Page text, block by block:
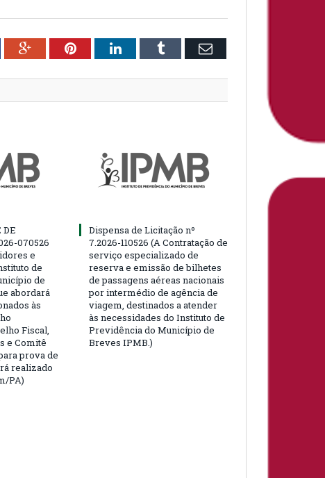
Google+PinterestLinkedInTumblr Email
070526
e
de
de
abordará
às
Fiscal,
e Comitê
prova de
realizado
PA)
Dispensa de Licitação nº
7.2026-110526 (A Contratação de
serviço especializado de
reserva e emissão de bilhetes
de passagens aéreas nacionais
por intermédio de agência de
viagem, destinados a atender
às necessidades do Instituto de
Previdência do Município de
Breves IPMB.)